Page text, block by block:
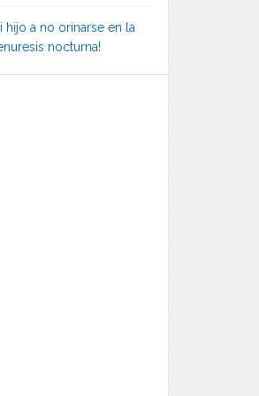
hijo a no orinarse en la
nocturna!